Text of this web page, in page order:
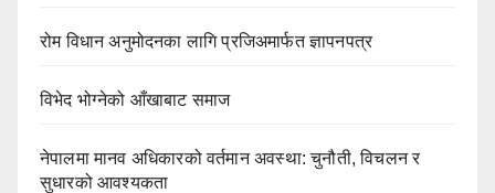
रोम विधान अनुमोदनका लागि प्रजिअमार्फत ज्ञापनपत्र
विभेद भोग्नेको आँखाबाट समाज
नेपालमा मानव अधिकारको वर्तमान अवस्था: चुनौती, विचलन र
सुधारको आवश्यकता